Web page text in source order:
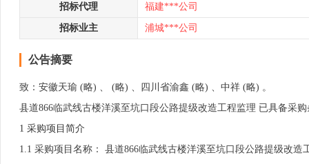
招标代理 福建***公司
招标业主 浦城***公司
公告摘要
致：安徽天瑜 (略) 、 (略) 、四川省渝鑫 (略) 、中祥 (略) 。
县道866临武线古楼洋溪至坑口段公路提级改造工程监理 已具备采
1 采购项目简介
1.1 采购项目名称： 县道866临武线古楼洋溪至坑口段公路提级改造